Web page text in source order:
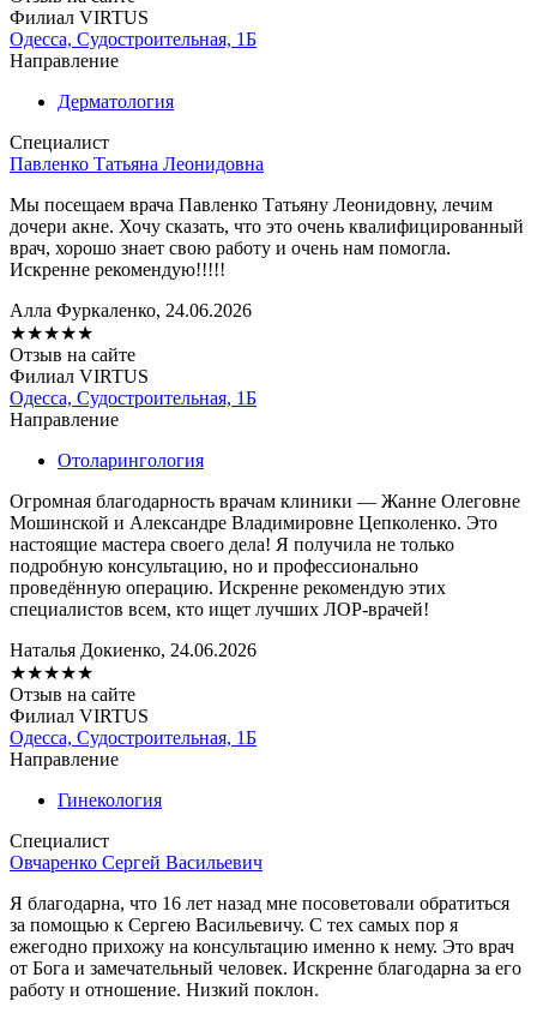
Филиал VIRTUS
Одесса, Судостроительная, 1Б
Направление
Дерматология
Специалист
Павленко Татьяна Леонидовна
Мы посещаем врача Павленко Татьяну Леонидовну, лечим
дочери акне. Хочу сказать, что это очень квалифицированный
врач, хорошо знает свою работу и очень нам помогла.
Искренне рекомендую!!!!!
Алла Фуркаленко, 24.06.2026
★★★★★
Отзыв на сайте
Филиал VIRTUS
Одесса, Судостроительная, 1Б
Направление
Отоларингология
Огромная благодарность врачам клиники — Жанне Олеговне
Мошинской и Александре Владимировне Цепколенко. Это
настоящие мастера своего дела! Я получила не только
подробную консультацию, но и профессионально
проведённую операцию. Искренне рекомендую этих
специалистов всем, кто ищет лучших ЛОР-врачей!
Наталья Докиенко, 24.06.2026
★★★★★
Отзыв на сайте
Филиал VIRTUS
Одесса, Судостроительная, 1Б
Направление
Гинекология
Специалист
Овчаренко Сергей Васильевич
Я благодарна, что 16 лет назад мне посоветовали обратиться
за помощью к Сергею Васильевичу. С тех самых пор я
ежегодно прихожу на консультацию именно к нему. Это врач
от Бога и замечательный человек. Искренне благодарна за его
работу и отношение. Низкий поклон.